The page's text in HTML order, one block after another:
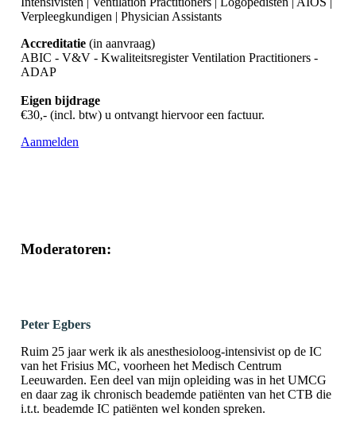
Verpleegkundigen | Physician Assistants
Accreditatie (in aanvraag)
ABIC - V&V - Kwaliteitsregister Ventilation Practitioners -
ADAP
Eigen bijdrage
€30,- (incl. btw) u ontvangt hiervoor een factuur.
Aanmelden
Moderatoren:
Peter Egbers
Ruim 25 jaar werk ik als anesthesioloog-intensivist op de IC
van het Frisius MC, voorheen het Medisch Centrum
Leeuwarden. Een deel van mijn opleiding was in het UMCG
en daar zag ik chronisch beademde patiënten van het CTB die
i.t.t. beademde IC patiënten wel konden spreken.